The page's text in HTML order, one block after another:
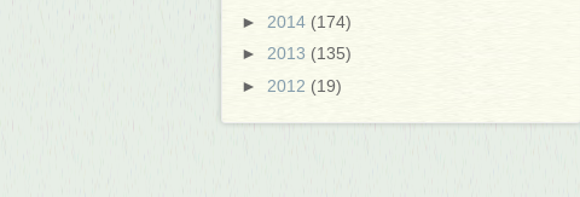
► 2014 (174)
► 2013 (135)
► 2012 (19)